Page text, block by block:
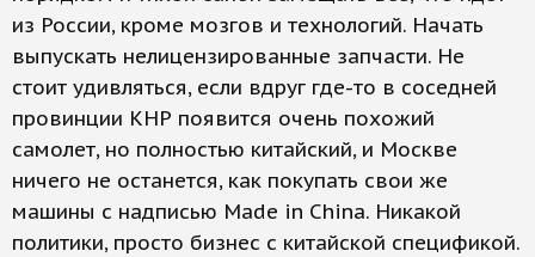
из России, кроме мозгов и технологий. Начать
выпускать нелицензированные запчасти. Не
стоит удивляться, если вдруг где-то в соседней
провинции КНР появится очень похожий
самолет, но полностью китайский, и Москве
ничего не останется, как покупать свои же
машины с надписью Made in China. Никакой
политики, просто бизнес с китайской спецификой.